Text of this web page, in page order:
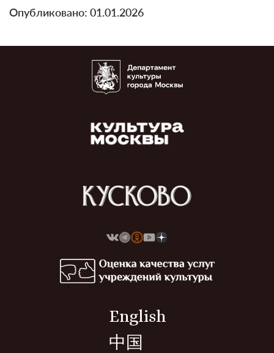
Опубликовано: 01.01.2026
English
中国